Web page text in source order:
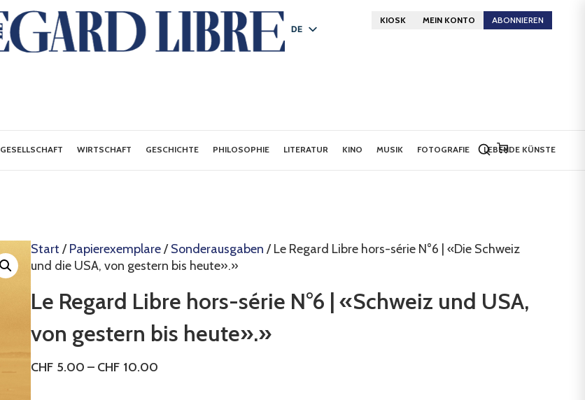
DE
KIOSK MEIN KONTO ABONNIEREN
GESELLSCHAFT WIRTSCHAFT GESCHICHTE PHILOSOPHIE LITERATUR KINO MUSIK FOTOGRAFIE LEBENDE KÜNSTE
Start /Papierexemplare/Sonderausgaben / Le Regard Libre hors-série N°6 | «Die Schweiz
und die USA, von gestern bis heute».»
Le Regard Libre hors-série N°6 | «Schweiz und USA,
von gestern bis heute».»
CHF 5.00 – CHF 10.00